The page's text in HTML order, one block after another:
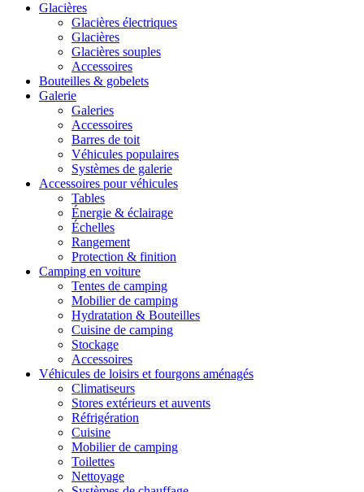
Glacières
Glacières électriques
Glacières
Glacières souples
Accessoires
Bouteilles & gobelets
Galerie
Galeries
Accessoires
Barres de toit
Véhicules populaires
Systèmes de galerie
Accessoires pour véhicules
Tables
Énergie & éclairage
Échelles
Rangement
Protection & finition
Camping en voiture
Tentes de camping
Mobilier de camping
Hydratation & Bouteilles
Cuisine de camping
Stockage
Accessoires
Véhicules de loisirs et fourgons aménagés
Climatiseurs
Stores extérieurs et auvents
Réfrigération
Cuisine
Mobilier de camping
Toilettes
Nettoyage